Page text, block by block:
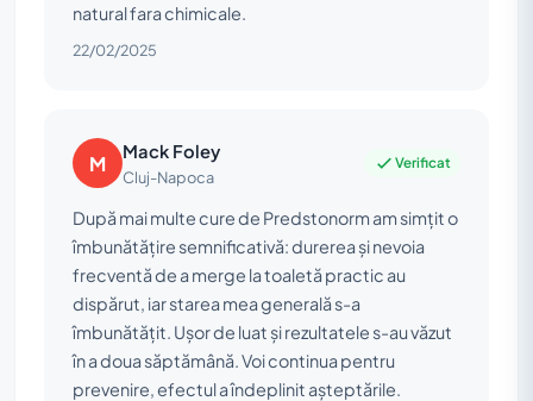
natural fara chimicale.
22/02/2025
M Mack Foley
Cluj-Napoca
Verificat
După mai multe cure de Predstonorm am simțit o
îmbunătățire semnificativă: durerea și nevoia
frecventă de a merge la toaletă practic au
dispărut, iar starea mea generală s-a
îmbunătățit. Ușor de luat și rezultatele s-au văzut
în a doua săptămână. Voi continua pentru
prevenire, efectul a îndeplinit așteptările.